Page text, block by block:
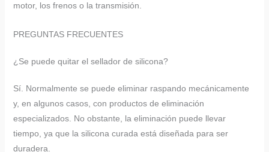
motor, los frenos o la transmisión.
PREGUNTAS FRECUENTES
¿Se puede quitar el sellador de silicona?
Sí. Normalmente se puede eliminar raspando mecánicamente
y, en algunos casos, con productos de eliminación
especializados. No obstante, la eliminación puede llevar
tiempo, ya que la silicona curada está diseñada para ser
duradera.